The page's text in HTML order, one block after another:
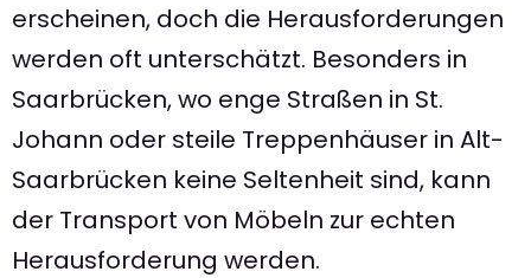
erscheinen, doch die Herausforderungen
werden oft unterschätzt. Besonders in
Saarbrücken, wo enge Straßen in St.
Johann oder steile Treppenhäuser in Alt-
Saarbrücken keine Seltenheit sind, kann
der Transport von Möbeln zur echten
Herausforderung werden.